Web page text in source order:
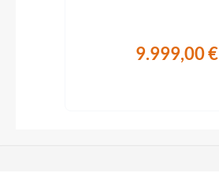
9.999,00 €